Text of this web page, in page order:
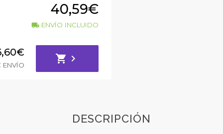
40,59€
local_shippingENVÍO INCLUIDO
ENVÍO
shopping_cart chevron_right
DESCRIPCIÓN